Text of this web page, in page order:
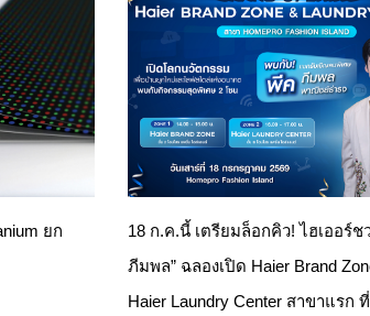
ยก
18 ก.ค.นี้ เตรียมล็อกคิว! ไฮเออร์ช
ภีมพล” ฉลองเปิด Haier Brand
Haier Laundry Center สาขาแรก